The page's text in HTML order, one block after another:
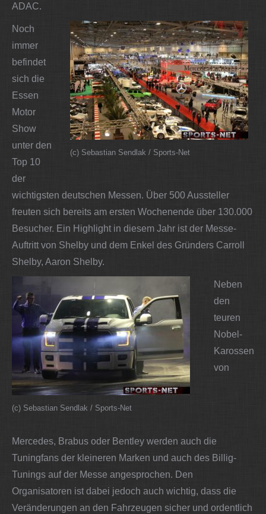
ADAC.
(c) Sebastian Sendlak / Sports-Net
Noch
immer
befindet
sich die
Essen
Motor
Show
unter den
Top 10
der
wichtigsten deutschen Messen. Über 500 Aussteller
freuten sich bereits am ersten Wochenende über 130.000
Besucher. Ein Highlight in diesem Jahr ist der Messe-
Auftritt von Shelby und dem Enkel des Gründers Carroll
Shelby, Aaron Shelby.
(c) Sebastian Sendlak / Sports-Net
Neben
den
teuren
Nobel-
Karossen
von
Mercedes, Brabus oder Bentley werden auch die
Tuningfans der kleineren Marken und auch des Billig-
Tunings auf der Messe angesprochen. Den
Organisatoren ist dabei jedoch auch wichtig, dass die
Veränderungen an den Fahrzeugen sicher und ordentlich